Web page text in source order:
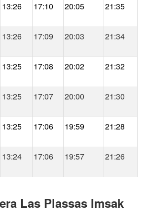
13:26 17:10 20:05 21:35
13:26 17:09 20:03 21:34
13:25 17:08 20:02 21:32
13:25 17:07 20:00 21:30
13:25 17:06 19:59 21:28
13:24 17:06 19:57 21:26
Las Plassas Imsak